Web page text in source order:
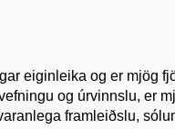
eiginleika og er mjög
og úrvinnslu, er
framleiðslu,